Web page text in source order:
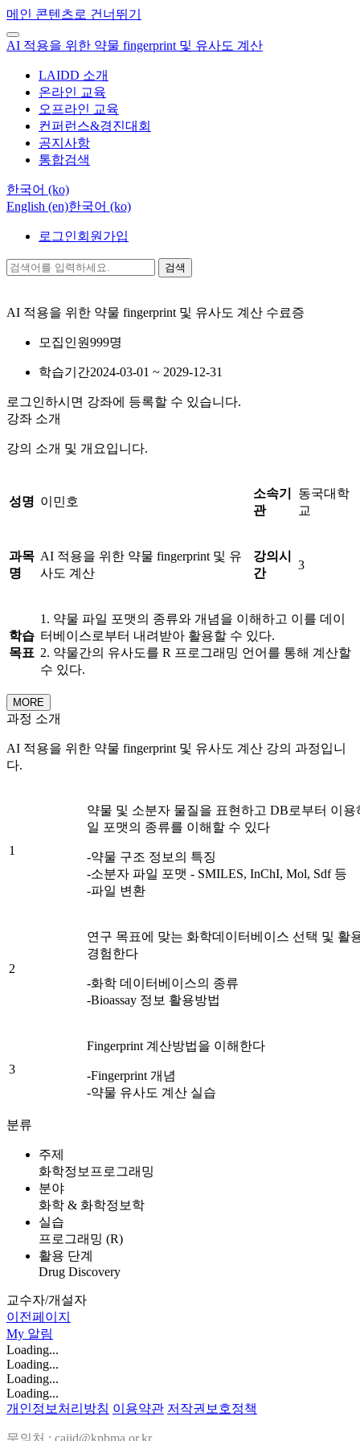
메인 콘텐츠로 건너뛰기
AI 적용을 위한 약물 fingerprint 및 유사도 계산
LAIDD 소개
온라인 교육
오프라인 교육
컨퍼런스&경진대회
공지사항
통합검색
한국어 ‎(ko)‎
English ‎(en)‎한국어 ‎(ko)‎
로그인회원가입
검색
AI 적용을 위한 약물 fingerprint 및 유사도 계산 수료증
모집인원999명
학습기간2024-03-01 ~ 2029-12-31
로그인하시면 강좌에 등록할 수 있습니다.
강좌 소개
강의 소개 및 개요입니다.
성명 이민호
소속기
관
동국대학
교
과목
명
AI 적용을 위한 약물 fingerprint 및 유
사도 계산
강의시
간
3
학습
목표
1. 약물 파일 포맷의 종류와 개념을 이해하고 이를 데이
터베이스로부터 내려받아 활용할 수 있다.
2. 약물간의 유사도를 R 프로그래밍 언어를 통해 계산할
수 있다.
MORE
과정 소개
AI 적용을 위한 약물 fingerprint 및 유사도 계산 강의 과정입니
다.
1
약물 및 소분자 물질을 표현하고 DB로부터 이용
일 포맷의 종류를 이해할 수 있다
-약물 구조 정보의 특징
-소분자 파일 포맷 - SMILES, InChI, Mol, Sdf 등
-파일 변환
2
연구 목표에 맞는 화학데이터베이스 선택 및 활
경험한다
-화학 데이터베이스의 종류
-Bioassay 정보 활용방법
3
Fingerprint 계산방법을 이해한다
-Fingerprint 개념
-약물 유사도 계산 실습
분류
주제
화학정보프로그래밍
분야
화학 & 화학정보학
실습
프로그래밍 (R)
활용 단계
Drug Discovery
교수자/개설자
이전페이지
My 알림
Loading...
Loading...
Loading...
Loading...
개인정보처리방침 이용약관 저작권보호정책
문의처 : caiid@kpbma.or.kr